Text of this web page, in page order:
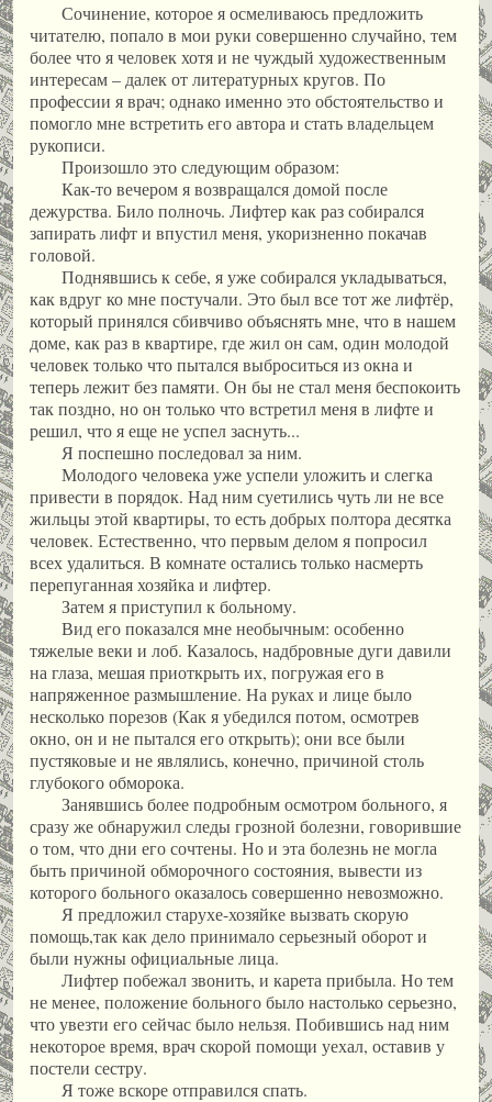
Сочинение, которое я осмеливаюсь предложить
читателю, попало в мои руки совершенно случайно, тем
более что я человек хотя и не чуждый художественным
интересам – далек от литературных кругов. По
профессии я врач; однако именно это обстоятельство и
помогло мне встретить его автора и стать владельцем
рукописи.
Произошло это следующим образом:
Как-то вечером я возвращался домой после
дежурства. Било полночь. Лифтер как раз собирался
запирать лифт и впустил меня, укоризненно покачав
головой.
Поднявшись к себе, я уже собирался укладываться,
как вдруг ко мне постучали. Это был все тот же лифтёр,
который принялся сбивчиво объяснять мне, что в нашем
доме, как раз в квартире, где жил он сам, один молодой
человек только что пытался выброситься из окна и
теперь лежит без памяти. Он бы не стал меня беспокоить
так поздно, но он только что встретил меня в лифте и
решил, что я еще не успел заснуть...
Я поспешно последовал за ним.
Молодого человека уже успели уложить и слегка
привести в порядок. Над ним суетились чуть ли не все
жильцы этой квартиры, то есть добрых полтора десятка
человек. Естественно, что первым делом я попросил
всех удалиться. В комнате остались только насмерть
перепуганная хозяйка и лифтер.
Затем я приступил к больному.
Вид его показался мне необычным: особенно
тяжелые веки и лоб. Казалось, надбровные дуги давили
на глаза, мешая приоткрыть их, погружая его в
напряженное размышление. На руках и лице было
несколько порезов (Как я убедился потом, осмотрев
окно, он и не пытался его открыть); они все были
пустяковые и не являлись, конечно, причиной столь
глубокого обморока.
Занявшись более подробным осмотром больного, я
сразу же обнаружил следы грозной болезни, говорившие
о том, что дни его сочтены. Но и эта болезнь не могла
быть причиной обморочного состояния, вывести из
которого больного оказалось совершенно невозможно.
Я предложил старухе-хозяйке вызвать скорую
помощь,так как дело принимало серьезный оборот и
были нужны официальные лица.
Лифтер побежал звонить, и карета прибыла. Но тем
не менее, положение больного было настолько серьезно,
что увезти его сейчас было нельзя. Побившись над ним
некоторое время, врач скорой помощи уехал, оставив у
постели сестру.
Я тоже вскоре отправился спать.